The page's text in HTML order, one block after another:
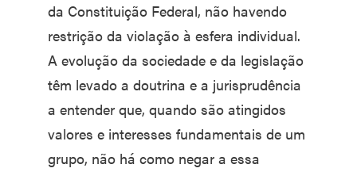
da Constituição Federal, não havendo
restrição da violação à esfera individual.
A evolução da sociedade e da legislação
têm levado a doutrina e a jurisprudência
a entender que, quando são atingidos
valores e interesses fundamentais de um
grupo, não há como negar a essa